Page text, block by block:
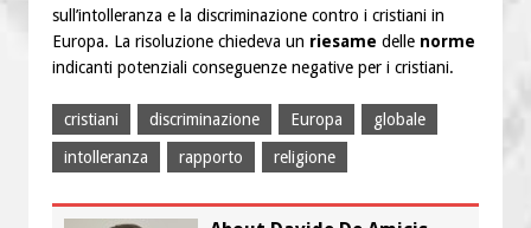
sull’intolleranza e la discriminazione contro i cristiani in
Europa. La risoluzione chiedeva un riesame delle norme
indicanti potenziali conseguenze negative per i cristiani.
cristiani discriminazione Europa
globale
intolleranza
rapporto religione